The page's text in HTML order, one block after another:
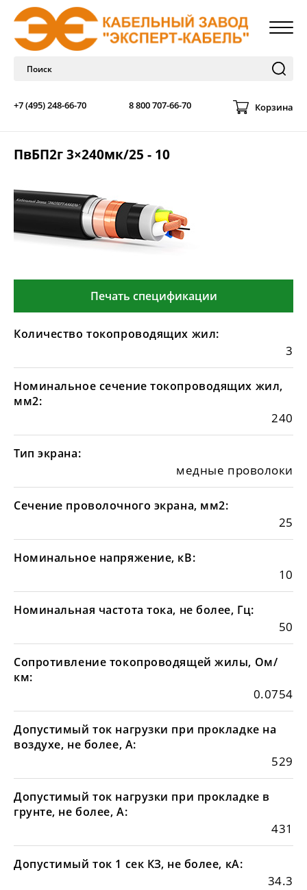
+7 (495) 248-66-70 8 800 707-66-70 Корзина
ПвБП2г 3×240мк/25 - 10
Печать спецификации
Количество токопроводящих жил:
3
Номинальное сечение токопроводящих жил,
мм2:
240
Тип экрана:
медные проволоки
Сечение проволочного экрана, мм2:
25
Номинальное напряжение, кВ:
10
Номинальная частота тока, не более, Гц:
50
Сопротивление токопроводящей жилы, Ом/
км:
0.0754
Допустимый ток нагрузки при прокладке на
воздухе, не более, А:
529
Допустимый ток нагрузки при прокладке в
грунте, не более, А:
431
Допустимый ток 1 сек КЗ, не более, кА:
34.3